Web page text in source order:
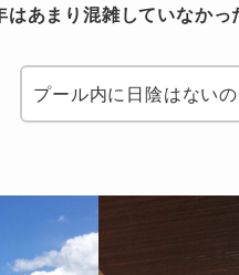
はあまり混雑していなかっ
プール内に日陰はない